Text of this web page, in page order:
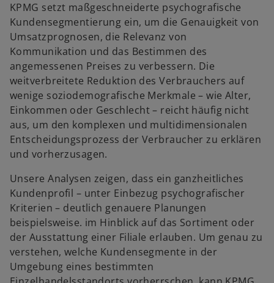
KPMG setzt maßgeschneiderte psychografische
Kundensegmentierung ein, um die Genauigkeit von
Umsatzprognosen, die Relevanz von
Kommunikation und das Bestimmen des
angemessenen Preises zu verbessern. Die
weitverbreitete Reduktion des Verbrauchers auf
wenige soziodemografische Merkmale – wie Alter,
Einkommen oder Geschlecht – reicht häufig nicht
aus, um den komplexen und multidimensionalen
Entscheidungsprozess der Verbraucher zu erklären
und vorherzusagen.
Unsere Analysen zeigen, dass ein ganzheitliches
Kundenprofil – unter Einbezug psychografischer
Kriterien – deutlich genauere Planungen
beispielsweise. im Hinblick auf das Sortiment oder
der Ausstattung einer Filiale erlauben. Um genau zu
verstehen, welche Kundensegmente in der
Umgebung eines bestimmten